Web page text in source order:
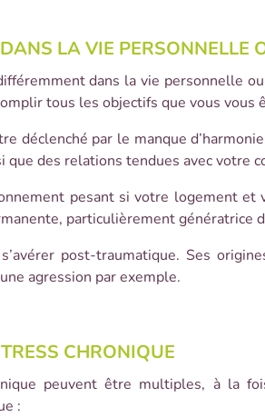
LA VIE PERSONNELLE
dans la vie personnelle
tous les objectifs que vous vous
déclenché par le manque
que des relations tendues avec
pesant si votre logement
particulièrement génératrice
post-traumatique. Ses
agression par exemple.
CHRONIQUE
peuvent être multiples, à la
: